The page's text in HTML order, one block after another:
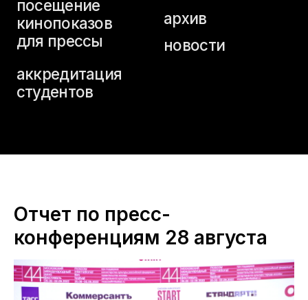
Отчет по пресс-
конференциям 28 августа